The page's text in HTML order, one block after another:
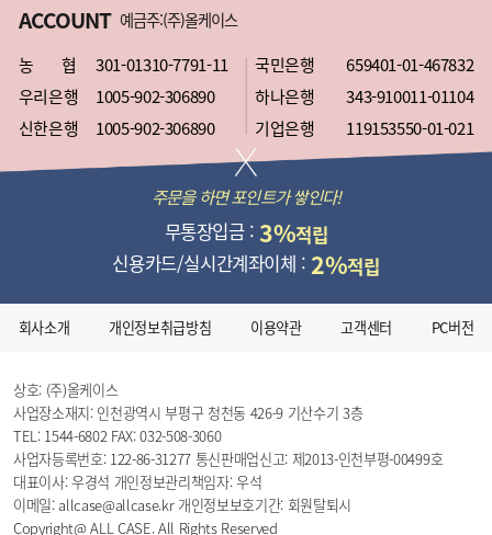
ACCOUNT 예금주:(주)올케이스
농 협
301-01310-7791-11 국민은행
659401-01-467832
우리은행
1005-902-306890 하나은행
343-910011-01104
신한은행
1005-902-306890 기업은행 119153550-01-021
주문을 하면 포인트가 쌓인다!
무통장입금 : 3%적립
신용카드/실시간계좌이체 : 2%적립
회사소개 개인정보취급방침 이용약관 고객센터 PC버전
상호: (주)올케이스
사업장소재지: 인천광역시 부평구 청천동 426-9 기산수기 3층
TEL: 1544-6802 FAX: 032-508-3060
사업자등록번호: 122-86-31277 통신판매업신고: 제2013-인천부평-00499호
대표이사: 우경석 개인정보관리책임자: 우석
이메일: allcase@allcase.kr 개인정보보호기간: 회원탈퇴시
Copyright@ ALL CASE. All Rights Reserved